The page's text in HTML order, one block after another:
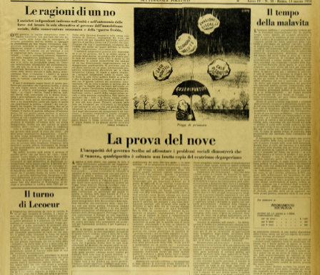
Ieri, Oggi, Domani (Aldo
Sammarco)